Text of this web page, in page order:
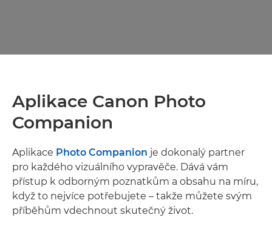
Aplikace Canon Photo
Companion
Aplikace Photo Companion je dokonalý partner
pro každého vizuálního vypravěče. Dává vám
přístup k odborným poznatkům a obsahu na míru,
když to nejvíce potřebujete – takže můžete svým
příběhům vdechnout skutečný život.